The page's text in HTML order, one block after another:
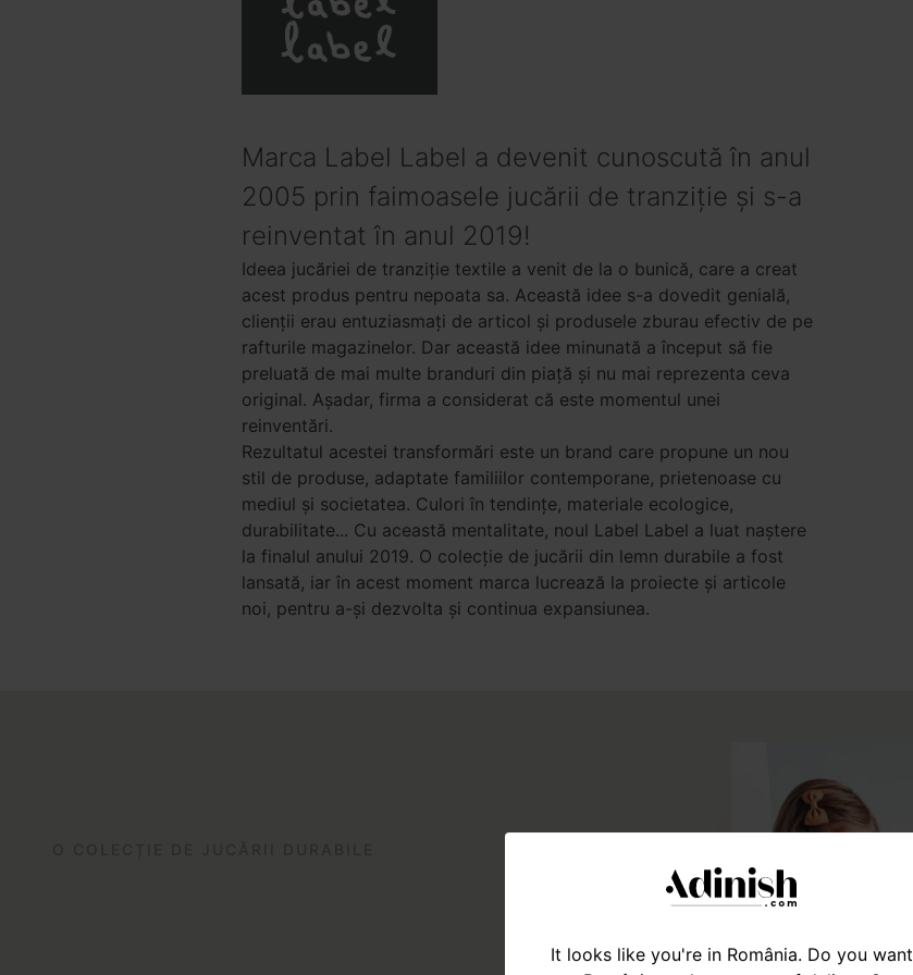
Marca Label Label a devenit cunoscută în anul
2005 prin faimoasele jucării de tranziție și s-a
reinventat în anul 2019!
Ideea jucăriei de tranziție textile a venit de la o bunică, care a creat
acest produs pentru nepoata sa. Această idee s-a dovedit genială,
clienții erau entuziasmați de articol și produsele zburau efectiv de pe
rafturile magazinelor. Dar această idee minunată a început să fie
preluată de mai multe branduri din piață și nu mai reprezenta ceva
original. Așadar, firma a considerat că este momentul unei
reinventări.
Rezultatul acestei transformări este un brand care propune un nou
stil de produse, adaptate familiilor contemporane, prietenoase cu
mediul și societatea. Culori în tendințe, materiale ecologice,
durabilitate... Cu această mentalitate, noul Label Label a luat naștere
la finalul anului 2019. O colecție de jucării din lemn durabile a fost
lansată, iar în acest moment marca lucrează la proiecte și articole
noi, pentru a-și dezvolta și continua expansiunea.
It looks like you're in România. Do you want